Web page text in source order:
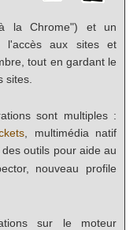
la Chrome") et un
l'accès aux sites et
tout en gardant le
sites.
sont multiples :
, multimédia natif
outils pour aide au
nouveau profile
sur le moteur